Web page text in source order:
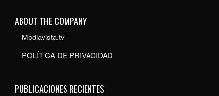
ABOUT THE COMPANY
Mediavista.tv
POLÍTICA DE PRIVACIDAD
PUBLICACIONES RECIENTES